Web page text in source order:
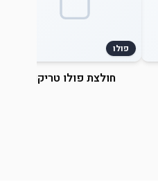
פולו
חולצת פולו טריקו